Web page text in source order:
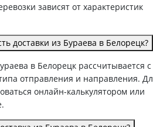
зависят от характеристик
доставки из Бураева в Белорецк?
в Белорецк рассчитывается с
отправления и направления.
онлайн-калькулятором или